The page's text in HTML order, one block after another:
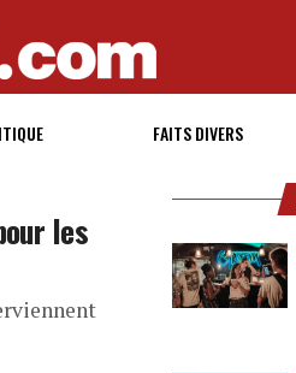
FAITS DIVERS
les